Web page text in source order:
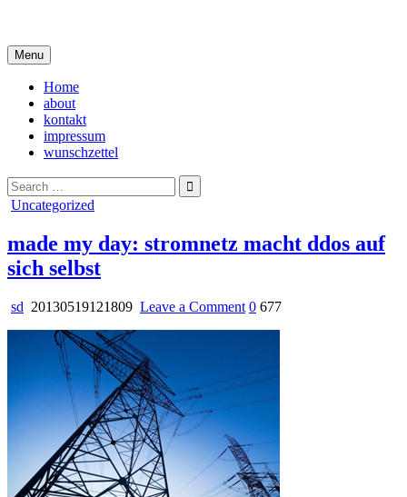
content
Menu
Home
about
kontakt
impressum
wunschzettel
Search
for:
Posted
Uncategorized
made my day: stromnetz macht ddos auf
sich selbst
sd 20130519121809 Leave a Commenton
stromnetz
macht
sich
selbst
0 677